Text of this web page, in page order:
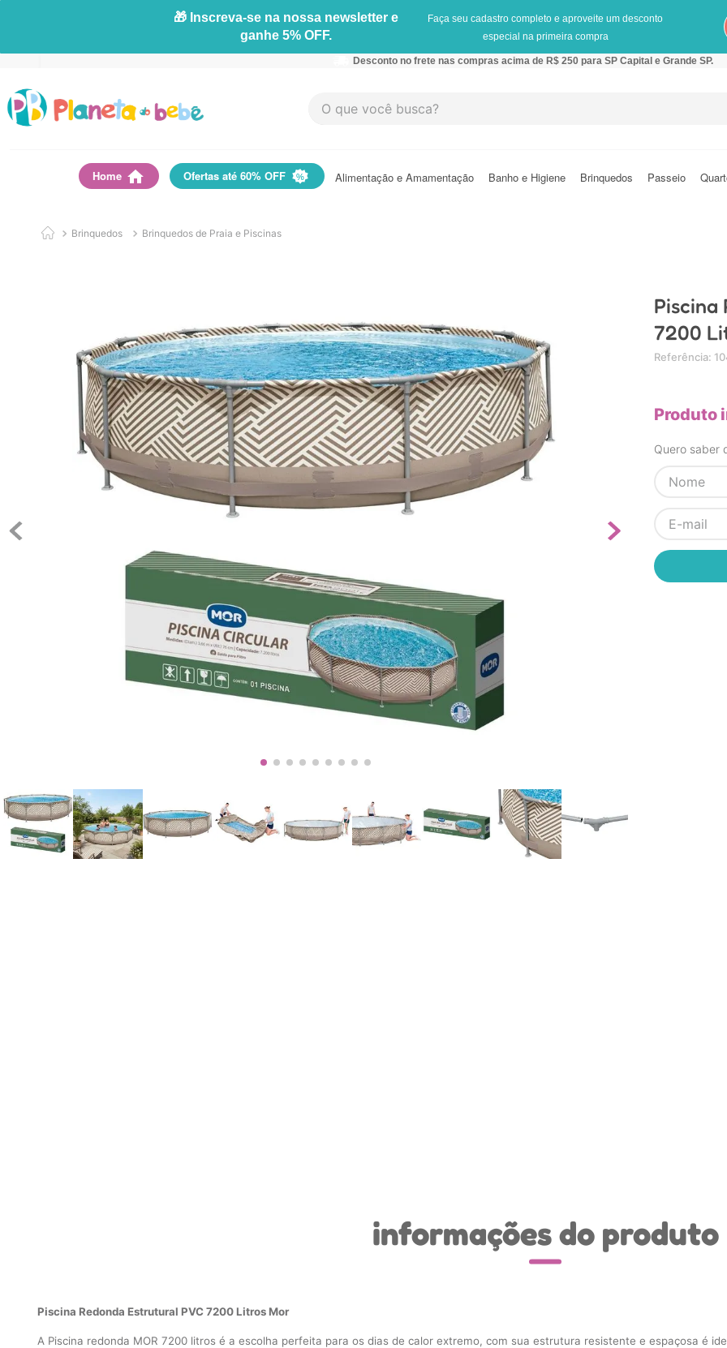
🎁 Inscreva-se na nossa newsletter e
ganhe 5% OFF.
Faça seu cadastro completo e aproveite um desconto
especial na primeira compra
Desconto no frete nas compras acima de R$ 250 para SP Capital e Grande SP.
O que você busca?
Home Ofertas até 60% OFF Alimentação e Amamentação Banho e Higiene Brinquedos Passeio
Brinquedos Brinquedos de Praia e Piscinas
Piscina
7200
Referência:
Produto
Quero saber
informações do produto
Piscina Redonda Estrutural PVC 7200 Litros Mor
A Piscina redonda MOR 7200 litros é a escolha perfeita para os dias de calor extremo, com sua estrutura resistente e espaçosa é